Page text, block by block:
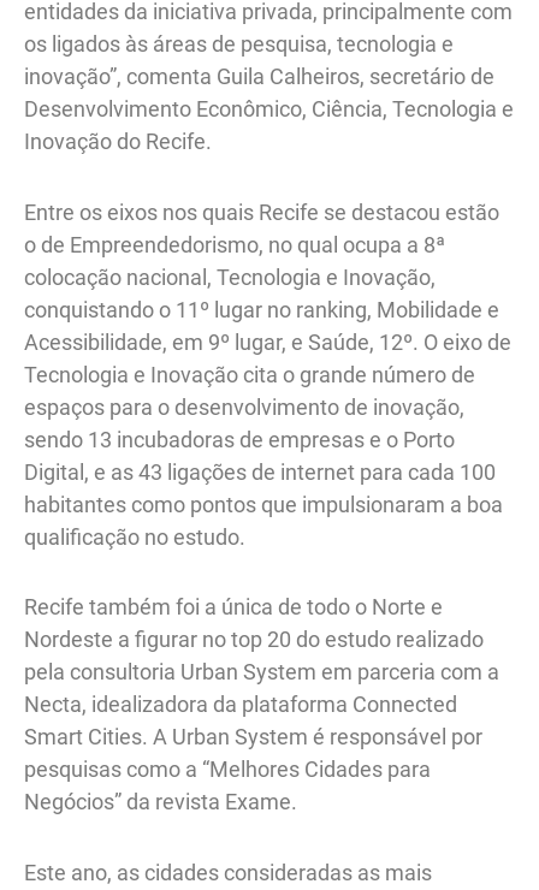
entidades da iniciativa privada, principalmente com
os ligados às áreas de pesquisa, tecnologia e
inovação”, comenta Guila Calheiros, secretário de
Desenvolvimento Econômico, Ciência, Tecnologia e
Inovação do Recife.
Entre os eixos nos quais Recife se destacou estão
o de Empreendedorismo, no qual ocupa a 8ª
colocação nacional, Tecnologia e Inovação,
conquistando o 11º lugar no ranking, Mobilidade e
Acessibilidade, em 9º lugar, e Saúde, 12º. O eixo de
Tecnologia e Inovação cita o grande número de
espaços para o desenvolvimento de inovação,
sendo 13 incubadoras de empresas e o Porto
Digital, e as 43 ligações de internet para cada 100
habitantes como pontos que impulsionaram a boa
qualificação no estudo.
Recife também foi a única de todo o Norte e
Nordeste a figurar no top 20 do estudo realizado
pela consultoria Urban System em parceria com a
Necta, idealizadora da plataforma Connected
Smart Cities. A Urban System é responsável por
pesquisas como a “Melhores Cidades para
Negócios” da revista Exame.
Este ano, as cidades consideradas as mais